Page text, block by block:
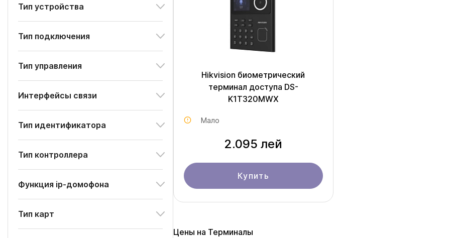
Тип устройства
Тип подключения
Тип управления
Интерфейсы связи
Тип идентификатора
Тип контроллера
Функция ip-домофона
Тип карт
Hikvision биометрический
терминал доступа DS-
K1T320MWX
Мало
2.095 лей
Купить
Цены на Терминалы